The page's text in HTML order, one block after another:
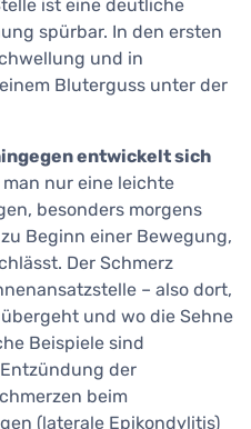
ist eine deutliche
spürbar. In den ersten
und in
Bluterguss unter der
entwickelt sich
nur eine leichte
besonders morgens
Beginn einer Bewegung,
Der Schmerz
– also dort,
und wo die Sehne
Beispiele sind
der
beim
(laterale Epikondylitis)